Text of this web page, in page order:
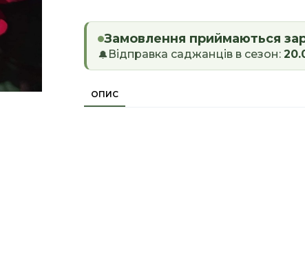
Замовлення приймаються
🔔 Відправка саджанців в сезон:
ОПИС